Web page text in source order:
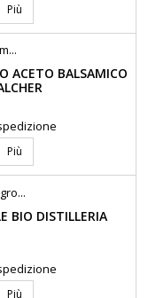
Più
ACETO BALSAMICO
Più
BIO DISTILLERIA
Più